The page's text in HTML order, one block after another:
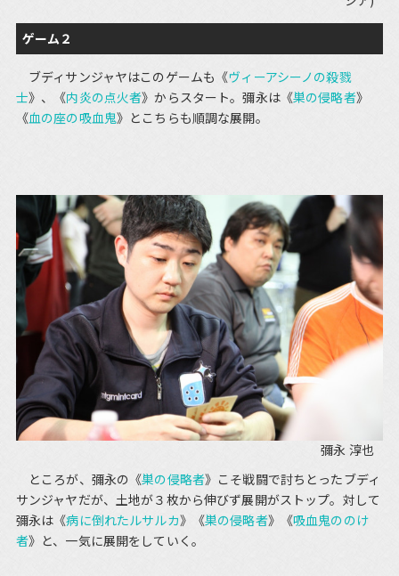
ゲーム２
ブディサンジャヤはこのゲームも《ヴィーアシーノの殺戮
士》、《内炎の点火者》からスタート。彌永は《巣の侵略者》
《血の座の吸血鬼》とこちらも順調な展開。
彌永 淳也
ところが、彌永の《巣の侵略者》こそ戦闘で討ちとったブディ
サンジャヤだが、土地が３枚から伸びず展開がストップ。対して
彌永は《病に倒れたルサルカ》《巣の侵略者》《吸血鬼ののけ
者》と、一気に展開をしていく。